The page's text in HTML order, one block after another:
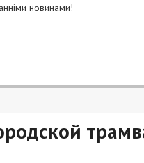
новинами!